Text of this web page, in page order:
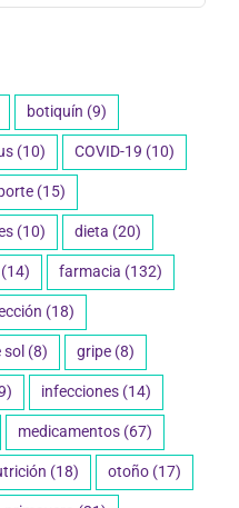
botiquín (9)
(10) COVID-19 (10)
(15)
(10) dieta (20)
(14) farmacia (132)
(18)
(8) gripe (8)
infecciones (14)
medicamentos (67)
(18) otoño (17)